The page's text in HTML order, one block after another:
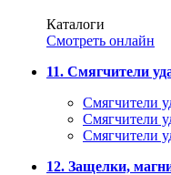
Каталоги
Смотреть онлайн
11. Смягчители
Смягчители
Смягчители
Cмягчители
12. Защелки,